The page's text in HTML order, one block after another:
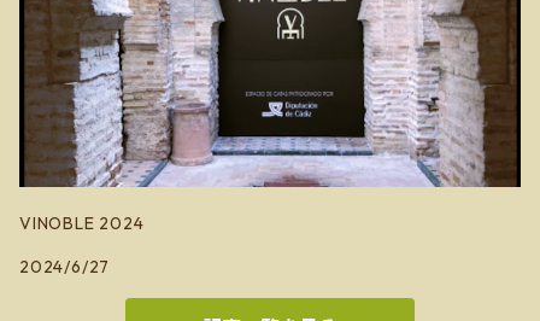
VINOBLE 2024
2024/6/27